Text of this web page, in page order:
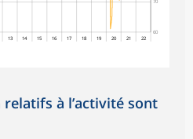
60
70
13 14 15 16 17 18 19 20 21 22
relatifs à l’activité sont